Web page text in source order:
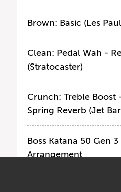
Brown: Basic (Les
Clean: Pedal Wah -
(Stratocaster)
Crunch: Treble Boost
Spring Reverb (Jet
Boss Katana 50 Gen
Arrangement